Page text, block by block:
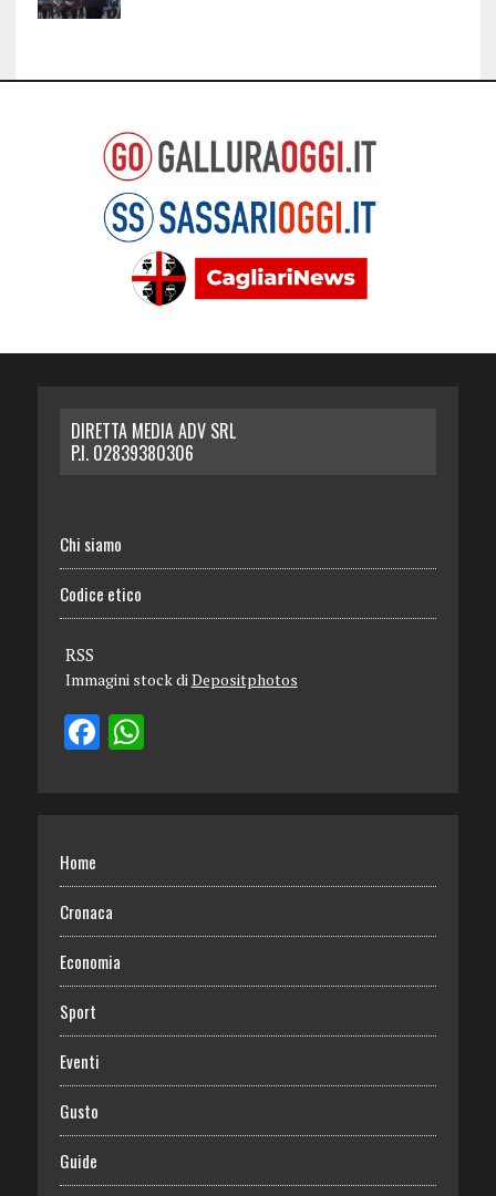
DIRETTA MEDIA ADV SRL
P.I. 02839380306
Chi siamo
Codice etico
RSS
Immagini stock di Depositphotos
Home
Cronaca
Economia
Sport
Eventi
Gusto
Guide